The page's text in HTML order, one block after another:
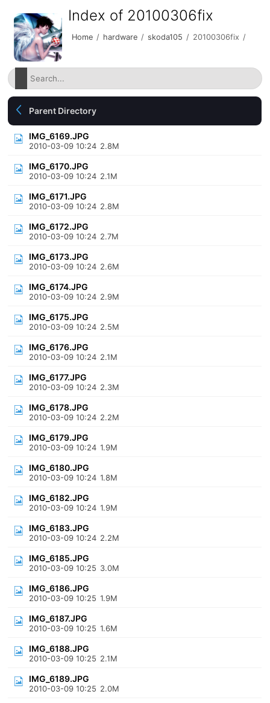
Index of 20100306fix
Home / hardware / skoda105 / 20100306fix /
Parent Directory
IMG_6169.JPG
2010-03-09 10:24 2.8M
IMG_6170.JPG
2010-03-09 10:24 2.1M
IMG_6171.JPG
2010-03-09 10:24 2.8M
IMG_6172.JPG
2010-03-09 10:24 2.7M
IMG_6173.JPG
2010-03-09 10:24 2.6M
IMG_6174.JPG
2010-03-09 10:24 2.9M
IMG_6175.JPG
2010-03-09 10:24 2.5M
IMG_6176.JPG
2010-03-09 10:24 2.1M
IMG_6177.JPG
2010-03-09 10:24 2.3M
IMG_6178.JPG
2010-03-09 10:24 2.2M
IMG_6179.JPG
2010-03-09 10:24 1.9M
IMG_6180.JPG
2010-03-09 10:24 1.8M
IMG_6182.JPG
2010-03-09 10:24 1.9M
IMG_6183.JPG
2010-03-09 10:24 2.2M
IMG_6185.JPG
2010-03-09 10:25 3.0M
IMG_6186.JPG
2010-03-09 10:25 1.9M
IMG_6187.JPG
2010-03-09 10:25 1.6M
IMG_6188.JPG
2010-03-09 10:25 2.1M
IMG_6189.JPG
2010-03-09 10:25 2.0M